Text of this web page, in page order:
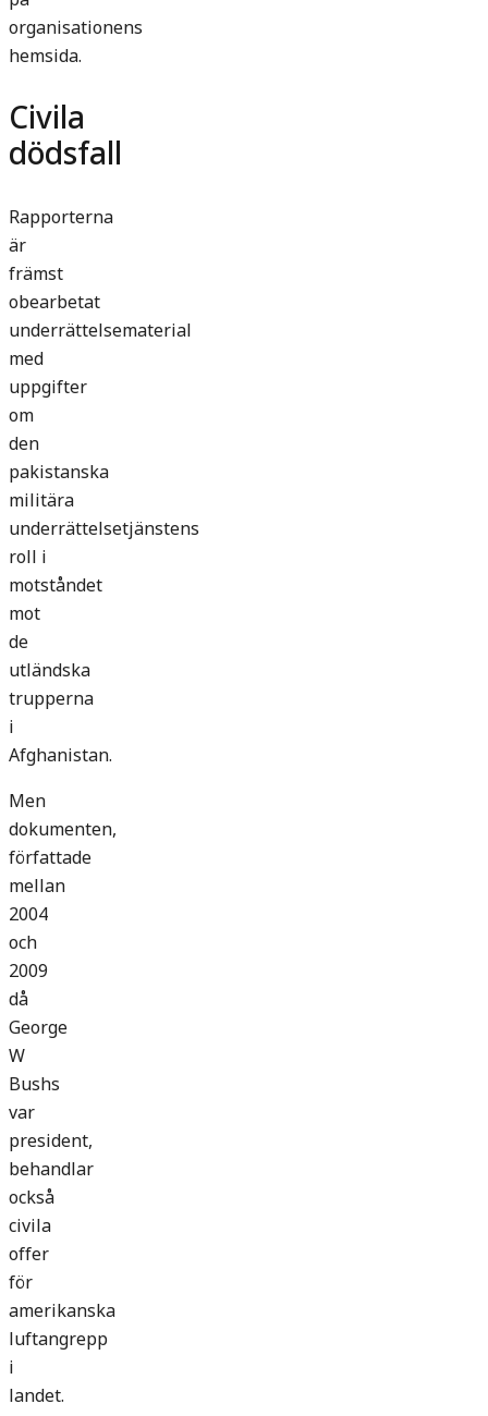
organisationens
hemsida.
Civila
dödsfall
Rapporterna
är
främst
obearbetat
underrättelsematerial
med
uppgifter
om
den
pakistanska
militära
underrättelsetjänstens
roll i
motståndet
mot
de
utländska
trupperna
i
Afghanistan.
Men
dokumenten,
författade
mellan
2004
och
2009
då
George
W
Bushs
var
president,
behandlar
också
civila
offer
för
amerikanska
luftangrepp
i
landet.